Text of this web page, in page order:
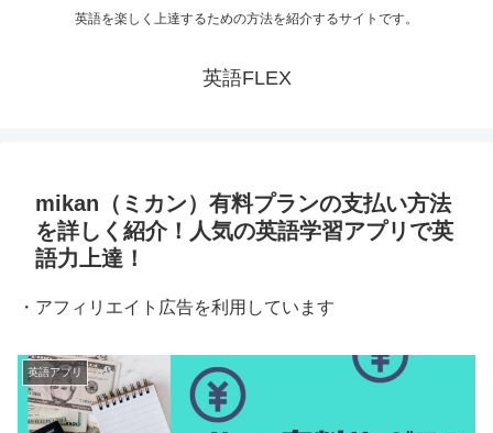
英語を楽しく上達するための方法を紹介するサイトです。
英語FLEX
mikan（ミカン）有料プランの支払い方法
を詳しく紹介！人気の英語学習アプリで英
語力上達！
・アフィリエイト広告を利用しています
英語アプリ